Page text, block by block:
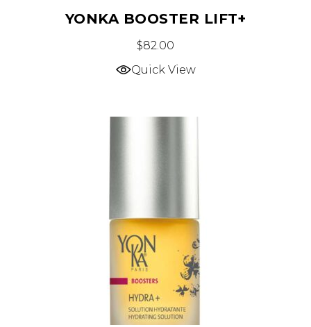
YONKA BOOSTER LIFT+
$82.00
Quick View